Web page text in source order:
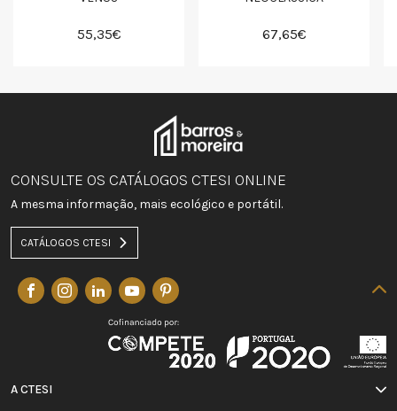
55,35€ 67,65€
CONSULTE OS CATÁLOGOS CTESI ONLINE
A mesma informação, mais ecológico e portátil.
CATÁLOGOS CTESI
A CTESI